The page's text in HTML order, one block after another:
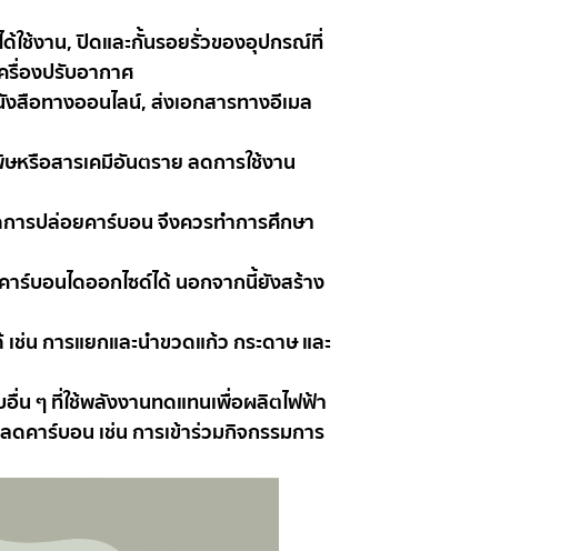
ด้ใช้งาน, ปิดและกั้นรอยรั่วของอุปกรณ์ที่
รื่องปรับอากาศ
สือทางออนไลน์, ส่งเอกสารทางอีเมล
รือสารเคมีอันตราย ลดการใช้งาน
รปล่อยคาร์บอน จึงควรทำการศึกษา
ร์บอนไดออกไซด์ได้ นอกจากนี้ยังสร้าง
ช่น การแยกและนำขวดแก้ว กระดาษ และ
น ๆ ที่ใช้พลังงานทดแทนเพื่อผลิตไฟฟ้า
คาร์บอน เช่น การเข้าร่วมกิจกรรมการ